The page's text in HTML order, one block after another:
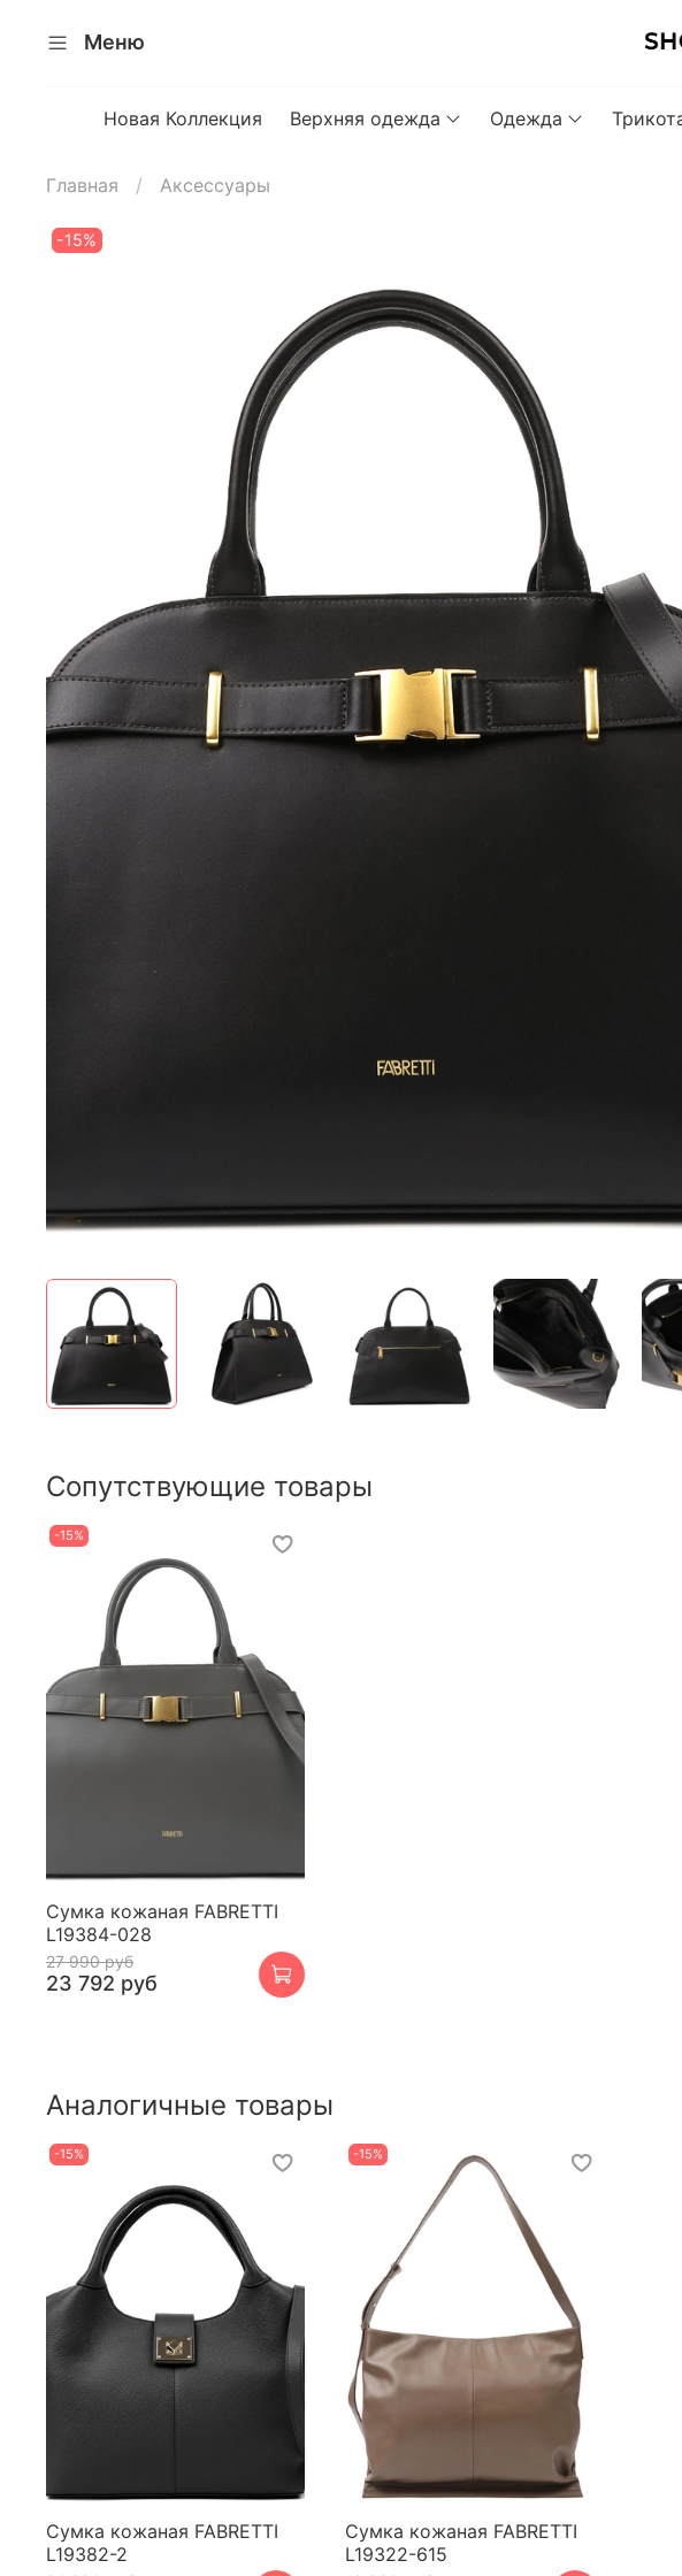
Меню
Новая Коллекция Верхняя одежда Одежда
Главная Аксессуары
-15%
Сопутствующие товары
-15%
Сумка кожаная FABRETTI
L19384-028
27 990 руб
23 792 руб
Аналогичные товары
-15%
Сумка кожаная FABRETTI
L19382-2
-15%
Сумка кожаная FABRETTI
L19322-615